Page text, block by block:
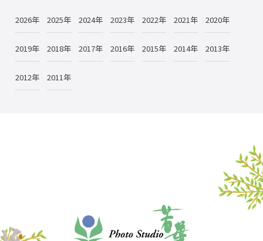
2026年 2025年 2024年 2023年 2022年 2021年 2020年
2019年 2018年 2017年 2016年 2015年 2014年 2013年
2012年 2011年